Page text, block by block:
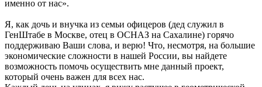
именно от нас».
Я, как дочь и внучка из семьи офицеров (дед служил в
ГенШтабе в Москве, отец в ОСНАЗ на Сахалине) горячо
поддерживаю Ваши слова, и верю! Что, несмотря, на большие
экономические сложности в нашей России, вы найдете
возможность помочь осуществить мне данный проект,
который очень важен для всех нас.